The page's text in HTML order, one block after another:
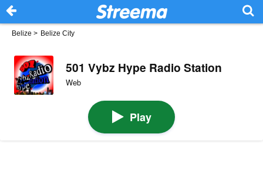
Belize > Belize City
501 Vybz Hype Radio Station
Web
Play